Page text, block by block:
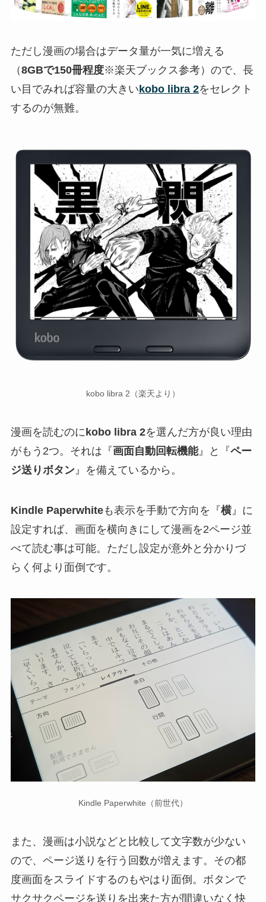
ただし漫画の場合はデータ量が一気に増える
（8GBで150冊程度※楽天ブックス参考）ので、長
い目でみれば容量の大きい kobo libra 2をセレクト
するのが無難。
kobo libra 2（楽天より）
漫画を読むのにkobo libra 2を選んだ方が良い理由
がもう2つ。それは『画面自動回転機能』と『ペー
ジ送りボタン』を備えているから。
Kindle Paperwhiteも表示を手動で方向を『横』に
設定すれば、画面を横向きにして漫画を2ページ並
べて読む事は可能。ただし設定が意外と分かりづ
らく何より面倒です。
Kindle Paperwhite（前世代）
また、漫画は小説などと比較して文字数が少ない
ので、ページ送りを行う回数が増えます。その都
度画面をスライドするのもやはり面倒。ボタンで
サクサクページを送りを出来た方が間違いなく快